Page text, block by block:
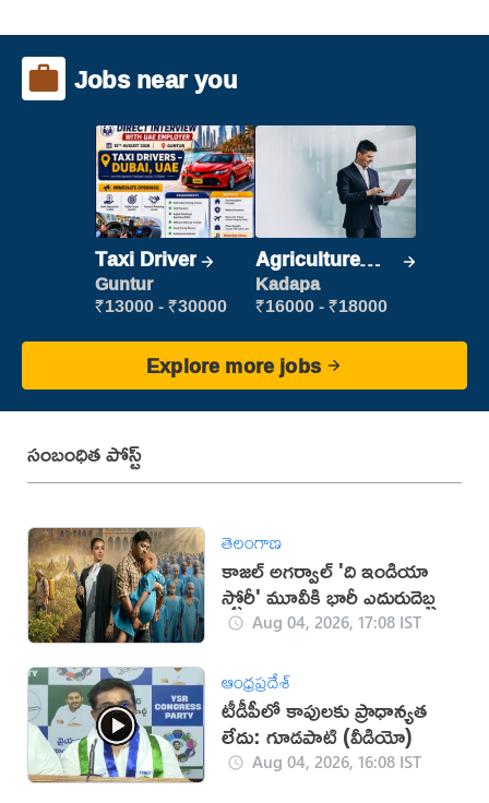
Jobs near you
Taxi Driver
Guntur
₹13000 - ₹30000
Agriculture
Labour
Kadapa
₹16000 - ₹18000
Explore more jobs
సంబంధిత పోస్ట్
తెలంగాణ
కాజల్ అగర్వాల్ 'ది ఇండియా
స్టోరీ' మూవీకి భారీ ఎదురుదెబ్బ
Aug 04, 2026, 17:08 IST
ఆంధ్రప్రదేశ్
టీడీపీలో కాపులకు ప్రాధాన్యత
లేదు: గూడపాటి (వీడియో)
Aug 04, 2026, 16:08 IST